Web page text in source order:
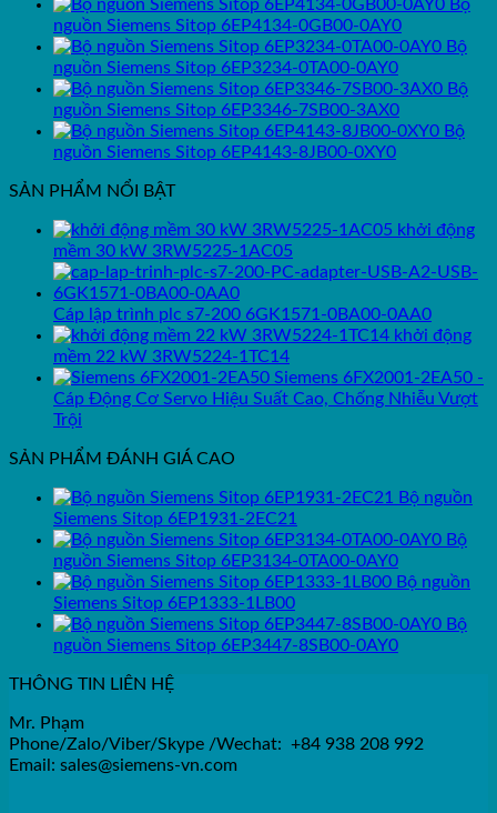
Bộ
nguồn Siemens Sitop 6EP4134-0GB00-0AY0
Bộ
nguồn Siemens Sitop 6EP3234-0TA00-0AY0
Bộ
nguồn Siemens Sitop 6EP3346-7SB00-3AX0
Bộ
nguồn Siemens Sitop 6EP4143-8JB00-0XY0
SẢN PHẨM NỔI BẬT
khởi động
mềm 30 kW 3RW5225-1AC05
Cáp lập trình plc s7-200 6GK1571-0BA00-0AA0
khởi động
mềm 22 kW 3RW5224-1TC14
Siemens 6FX2001-2EA50 -
Cáp Động Cơ Servo Hiệu Suất Cao, Chống Nhiễu Vượt
Trội
SẢN PHẨM ĐÁNH GIÁ CAO
Bộ nguồn
Siemens Sitop 6EP1931-2EC21
Bộ
nguồn Siemens Sitop 6EP3134-0TA00-0AY0
Bộ nguồn
Siemens Sitop 6EP1333-1LB00
Bộ
nguồn Siemens Sitop 6EP3447-8SB00-0AY0
THÔNG TIN LIÊN HỆ
Mr. Phạm
Phone/Zalo/Viber/Skype /Wechat: +84 938 208 992
Email: sales@siemens-vn.com